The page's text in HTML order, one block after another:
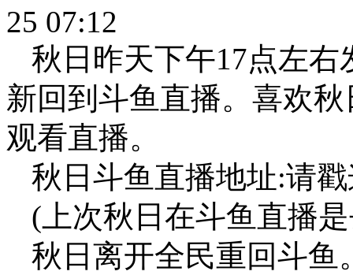
25 07:12
秋日昨天下午17点左
新回到斗鱼直播。喜欢
观看直播。
秋日斗鱼直播地址:请
(上次秋日在斗鱼直播
秋日离开全民重回斗鱼